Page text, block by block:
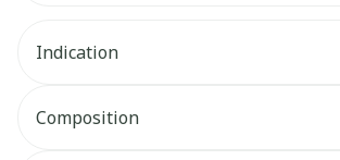
Indication
Composition